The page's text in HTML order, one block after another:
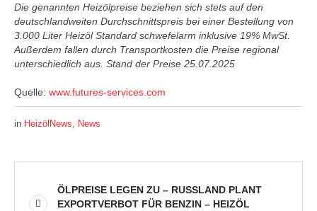
Die genannten Heizölpreise beziehen sich stets auf den
deutschlandweiten Durchschnittspreis bei einer Bestellung von
3.000 Liter Heizöl Standard schwefelarm inklusive 19% MwSt.
Außerdem fallen durch Transportkosten die Preise regional
unterschiedlich aus. Stand der Preise 25 .07.2025
Quelle: www.futures-services.com
in HeizölNews News
ÖLPREISE LEGEN ZU – RUSSLAND PLANT
EXPORTVERBOT FÜR BENZIN – HEIZÖL